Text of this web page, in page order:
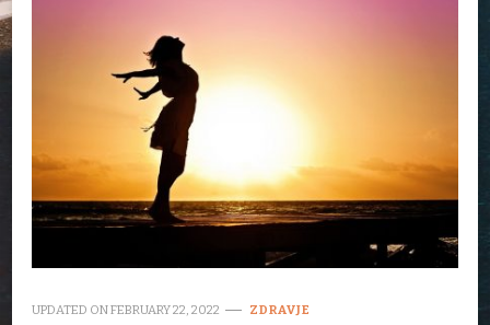
UPDATED ONFEBRUARY 22, 2022 ZDRAVJE